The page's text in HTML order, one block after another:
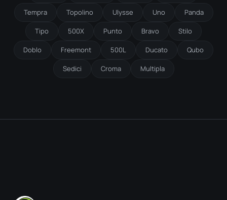
Tempra Topolino Ulysse Uno Panda
Tipo 500X Punto Bravo Stilo
Doblo Freemont 500L Ducato Qubo
Sedici Croma Multipla